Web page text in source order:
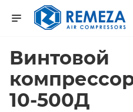
Винтовой
10-500Д